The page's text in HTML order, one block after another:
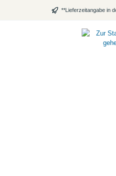
**Lieferzeitangabe in